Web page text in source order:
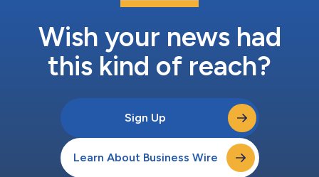
Wish your news had
this kind of reach?
Sign Up
Learn About Business Wire